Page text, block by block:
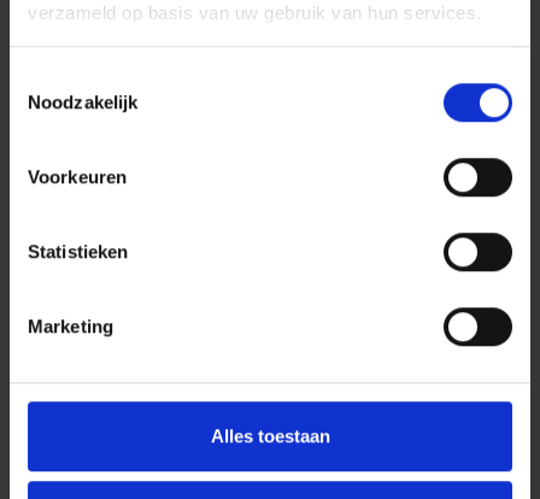
verzameld op basis van uw gebruik van hun services.
Noodzakelijk
Voorkeuren
Statistieken
Marketing
Alles toestaan